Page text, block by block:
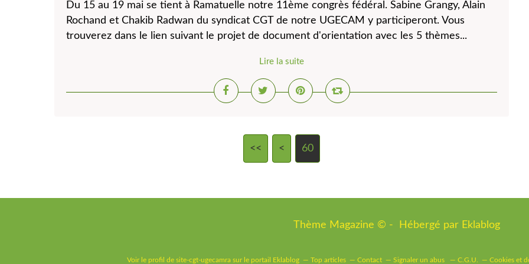
Du 15 au 19 mai se tient à Ramatuelle notre 11ème congrès fédéral. Sabine Grangy, Alain
Rochand et Chakib Radwan du syndicat CGT de notre UGECAM y participeront. Vous
trouverez dans le lien suivant le projet de document d'orientation avec les 5 thèmes...
Lire la suite
<< < 10
20
30
40
50
60
Thème Magazine © - Hébergé par Eklablog
Voir le profil de site-cgt-ugecamrasur le portail Eklablog Top articles Contact Signaler un abus C.G.U. Cookies et